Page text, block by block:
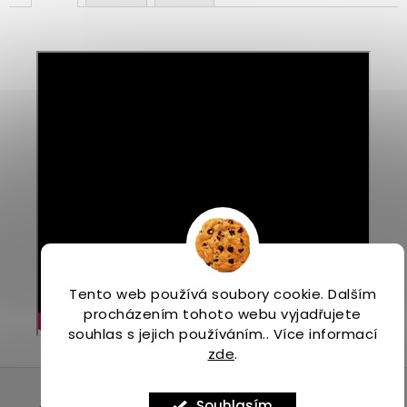
Tento web používá soubory cookie. Dalším
procházením tohoto webu vyjadřujete
souhlas s jejich používáním.. Více informací
zde.